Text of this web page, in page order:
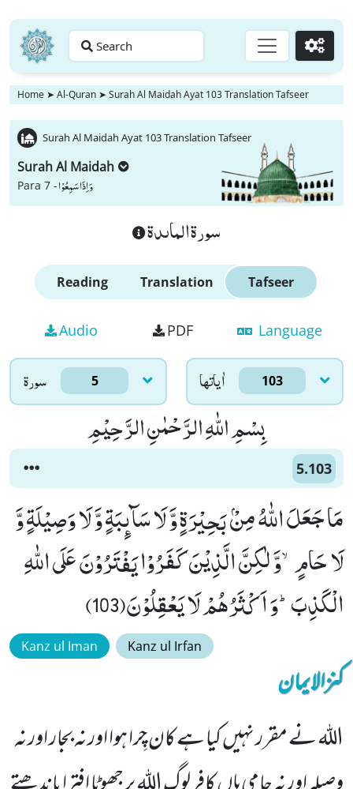
Search Go
Home ➤ Al-Quran ➤ Surah Al Maidah Ayat 103 Translation Tafseer
Surah Al Maidah Ayat 103 Translation Tafseer
Surah Al Maidah
Para 7 -وَ اِذَا سَمِعُوْا
سورة الماىدة
Reading Translation Tafseer
Audio PDF Language
سورۃ 5 اٰياتها 103
بِسْمِ اللّٰهِ الرَّحْمٰنِ الرَّحِیْمِ
5.103
مَا جَعَلَ اللّٰهُ مِنْۢ بَحِیْرَةٍ وَّ لَا سَآىٕبَةٍ وَّ لَا وَصِیْلَةٍ وَّ
لَا حَامٍۙ-وَّ لٰكِنَّ الَّذِیْنَ كَفَرُوْا یَفْتَرُوْنَ عَلَى اللّٰهِ
الْكَذِبَؕ-وَ اَكْثَرُهُمْ لَا یَعْقِلُوْنَ(103)
Kanz ul Iman Kanz ul Irfan
کنزالایمان
اللہ نے مقرر نہیں کیا ہے کان چِرا ہوا اور نہ بجار اور نہ